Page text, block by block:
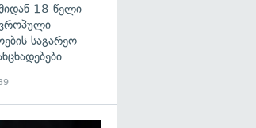
18 წელი
საგარეო